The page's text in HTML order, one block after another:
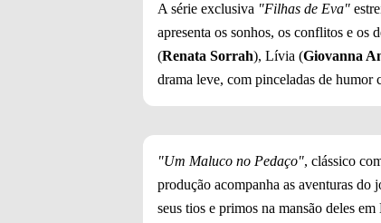
A série exclusiva "Filhas de Eva"
apresenta os sonhos, os conflitos e os
(Renata Sorrah), Lívia (Giovanna
drama leve, com pinceladas de humor
"Um Maluco no Pedaço", clássico
produção acompanha as aventuras
seus tios e primos na mansão deles